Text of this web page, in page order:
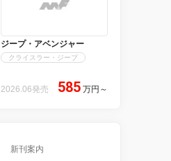
ジープ・アベンジャー
クライスラー・ジープ
2026.06発売 585 万円 ～
新刊案内